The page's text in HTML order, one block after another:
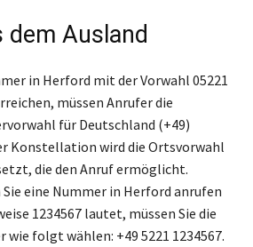
Ausland
in Herford mit der Vorwahl 05221
müssen Anrufer die
für Deutschland (+49)
Konstellation wird die Ortsvorwahl
die den Anruf ermöglicht.
eine Nummer in Herford anrufen
1234567 lautet, müssen Sie die
folgt wählen: +49 5221 1234567.